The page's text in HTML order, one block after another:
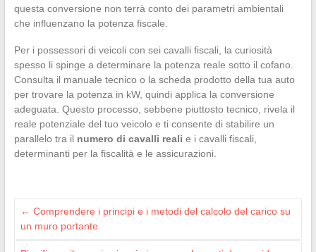
questa conversione non terrà conto dei parametri ambientali
che influenzano la potenza fiscale.
Per i possessori di veicoli con sei cavalli fiscali, la curiosità
spesso li spinge a determinare la potenza reale sotto il cofano.
Consulta il manuale tecnico o la scheda prodotto della tua auto
per trovare la potenza in kW, quindi applica la conversione
adeguata. Questo processo, sebbene piuttosto tecnico, rivela il
reale potenziale del tuo veicolo e ti consente di stabilire un
parallelo tra il numero di cavalli reali e i cavalli fiscali,
determinanti per la fiscalità e le assicurazioni.
← Comprendere i principi e i metodi del calcolo del carico su
un muro portante